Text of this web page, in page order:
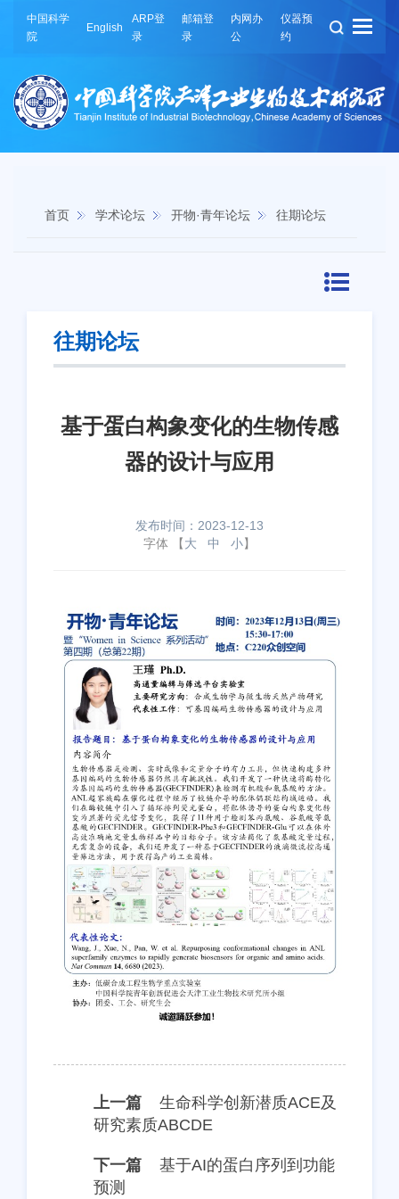
中国科学
院
English
ARP登
录
邮箱登
录
内网办
公
仪器预
约
首页 学术论坛 开物·青年论坛 往期论坛
往期论坛
基于蛋白构象变化的生物传感
器的设计与应用
发布时间：2023-12-13
字体 【大 中 小】
上一篇
生命科学创新潜质ACE及
研究素质ABCDE
下一篇
基于AI的蛋白序列到功能
预测